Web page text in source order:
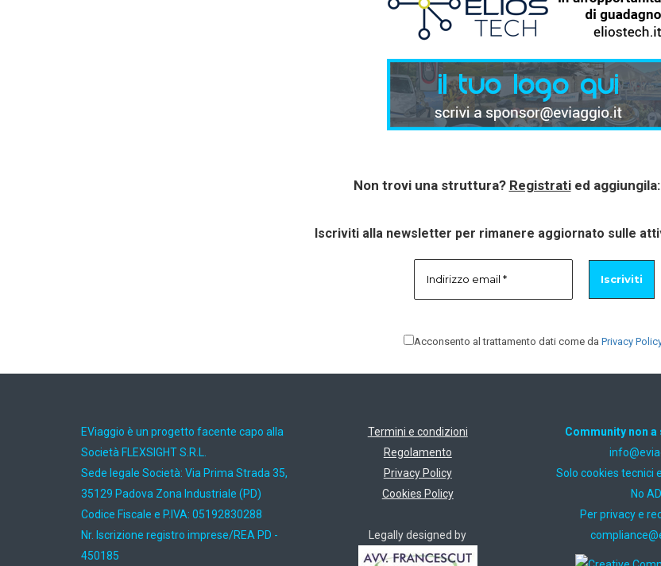
Non trovi una struttura? Registratied
Iscriviti alla newsletter per rimanere aggiornato sulle
Acconsento al trattamento dati come da Privacy Policy
EViaggio è un progetto facente capo alla
Società FLEXSIGHT S.R.L.
Sede legale Società: Via Prima Strada 35,
35129 Padova Zona Industriale (PD)
Codice Fiscale e P.IVA: 05192830288
Nr. Iscrizione registro imprese/REA PD -
450185
Termini e condizioni
Regolamento
Privacy Policy
Cookies Policy
Legally designed by
Community non
Solo cookies tecnici
No
Per privacy e